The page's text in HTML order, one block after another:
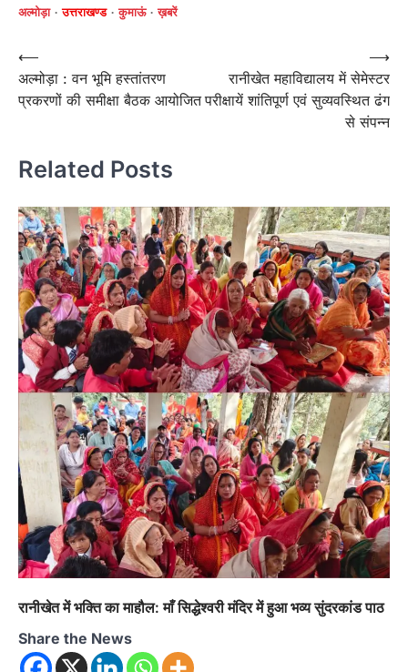
अल्मोड़ा उत्तराखण्ड कुमाऊं ख़बरें
Post
navigation
⟵
अल्मोड़ा : वन भूमि हस्तांतरण
प्रकरणों की समीक्षा बैठक आयोजित
रानीखेत महाविद्यालय में सेमेस्टर
परीक्षायें शांतिपूर्ण एवं सुव्यवस्थित ढंग
से संपन्न
⟶
Related Posts
रानीखेत में भक्ति का माहौल: माँ सिद्धेश्वरी मंदिर में हुआ भव्य सुंदरकांड पाठ
Share the News